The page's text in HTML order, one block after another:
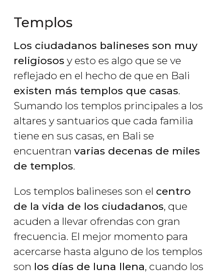
Templos
Los ciudadanos balineses son muy
religiosos y esto es algo que se ve
reflejado en el hecho de que en Bali
existen más templos que casas.
Sumando los templos principales a los
altares y santuarios que cada familia
tiene en sus casas, en Bali se
encuentran varias decenas de miles
de templos.
Los templos balineses son el centro
de la vida de los ciudadanos, que
acuden a llevar ofrendas con gran
frecuencia. El mejor momento para
acercarse hasta alguno de los templos
son los días de luna llena, cuando los